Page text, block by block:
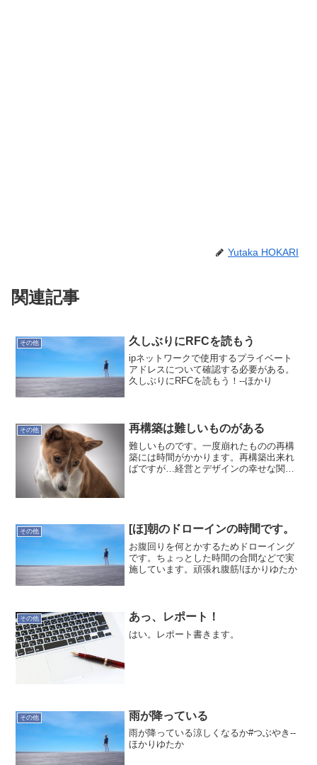
Yutaka HOKARI
関連記事
その他 久しぶりにRFCを読もう
ipネットワークで使用するプライベート
アドレスについて確認する必要がある。
久しぶりにRFCを読もう！--ほかり
その他 再構築は難しいものがある
難しいものです。一度崩れたものの再構
築には時間がかかります。再構築出来れ
ばですが…経営とデザインの幸せな関係
その他 [ほ]朝のドローインの時間です。
お腹回りを何とかするためドローイング
です。ちょっとした時間の合間などで実
施しています。頑張れ腹筋!ほかりゆたか
その他 あっ、レポート！
はい。レポート書きます。
その他 雨が降っている
雨が降っている涼しくなるか#つぶやき--
ほかりゆたか